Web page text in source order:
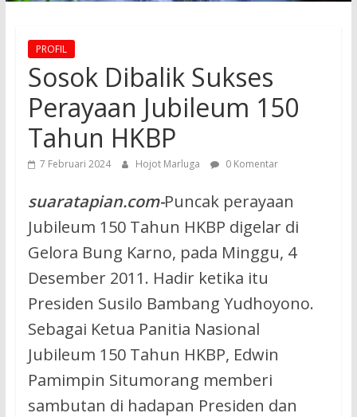
PROFIL
Sosok Dibalik Sukses
Perayaan Jubileum 150
Tahun HKBP
7 Februari 2024 Hojot Marluga 0 Komentar
suaratapian.com-Puncak perayaan
Jubileum 150 Tahun HKBP digelar di
Gelora Bung Karno, pada Minggu, 4
Desember 2011. Hadir ketika itu
Presiden Susilo Bambang Yudhoyono.
Sebagai Ketua Panitia Nasional
Jubileum 150 Tahun HKBP, Edwin
Pamimpin Situmorang memberi
sambutan di hadapan Presiden dan